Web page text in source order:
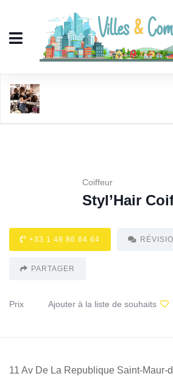
Coiffeur
Styl’Hair
+33 1 48 86 64 64
PARTAGER
Prix Ajouter à la liste de souhaits
11 Av De La Republique Saint-Maur-